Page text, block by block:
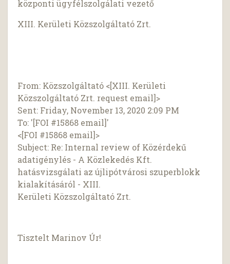
központi ügyfélszolgálati vezető
XIII. Kerületi Közszolgáltató Zrt.
From: Közszolgáltató <[XIII. Kerületi
Közszolgáltató Zrt. request email]>
Sent: Friday, November 13, 2020 2:09 PM
To: '[FOI #15868 email]'
<[FOI #15868 email]>
Subject: Re: Internal review of Közérdekű
adatigénylés - A Közlekedés Kft.
hatásvizsgálati az újlipótvárosi szuperblokk
kialakításáról - XIII.
Kerületi Közszolgáltató Zrt.
Tisztelt Marinov Úr!